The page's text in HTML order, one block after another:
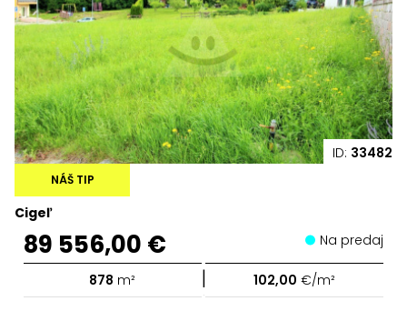
ID: 33482
Cigeľ
NÁŠ TIP
89 556,00 € Na predaj
878 m² | 102,00 €/m²